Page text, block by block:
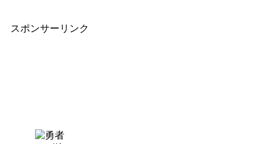
スポンサーリンク